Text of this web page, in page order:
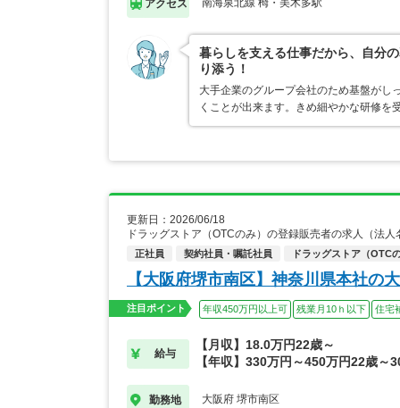
アクセス 南海泉北線 栂・美木多駅
暮らしを支える仕事だから、自分
り添う！
大手企業のグループ会社のため基盤がし
くことが出来ます。きめ細やかな研修
更新日：2026/06/18
ドラッグストア（OTCのみ）の登録販売者の求人（
正社員 契約社員・嘱託社員 ドラッグストア（OTC
【大阪府堺市南区】神奈川県本社の
注目ポイント 年収450万円以上可 残業月10ｈ以下 住宅
給与
【月収】18.0万円22歳～
【年収】330万円～450万円22歳～
勤務地 大阪府 堺市南区